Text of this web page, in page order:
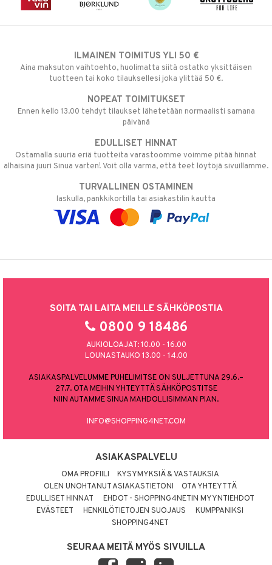
ILMAINEN TOIMITUS YLI 50 €
Aina maksuton vaihtoehto, huolimatta siitä ostatko yksittäisen
tuotteen tai koko tilauksellesi joka ylittää 50 €.
NOPEAT TOIMITUKSET
Ennen kello 13.00 tehdyt tilaukset lähetetään normaalisti samana
päivänä
EDULLISET HINNAT
Ostamalla suuria eriä tuotteita varastoomme voimme pitää hinnat
alhaisina juuri Sinua varten! Voit olla varma, että teet löytöjä sivuillamme.
TURVALLINEN OSTAMINEN
laskulla, pankkikortilla tai asiakastilin kautta
SOITA TAI LAITA MEILLE SÄHKÖPOSTIA
0800 9 18486
AUKIOLOAJAT: 10.00 - 16.00
LOUNASTAUKO 13.00 - 14.00
ASIAKASPALVELUMME PUHELIMITSE ON SULJETTUNA 29.6.–
27.7. OTA MEIHIN YHTEYTTÄ SÄHKÖPOSTITSE
NIIN AUTAMME SINUA MAHDOLLISIMMAN PIAN.
INFO@SHOPPING4NET.COM
ASIAKASPALVELU
OMA PROFIILI
KYSYMYKSIÄ & VASTAUKSIA
OLEN UNOHTANUT ASIAKASTIETONI
OTA YHTEYTTÄ
EDULLISET HINNAT
EHDOT - SHOPPING4NETIN MYYNTIEHDOT
EVÄSTEET
HENKILÖTIETOJEN SUOJAUS
KUMPPANIKSI
SHOPPING4NET
SEURAA MEITÄ MYÖS SIVUILLA